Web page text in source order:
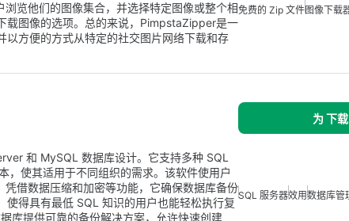
览他们的图像集合，并选择特定图像或整个相
载图像的选项。总的来说，PimpstaZipper是一
方便的方式从特定的社交图片网络下载和存
免费的 Zip 文件图像下载
为 下载
和 MySQL 数据库设计。它支持多种 SQL
使其适用于不同组织的需求。该软件使用户
借数据压缩和加密等功能，它确保数据库备份
得具有最低 SQL 知识的用户也能轻松执行复
库提供可靠的备份解决方案，允许快速创建
SQL 服务器效用数据库管